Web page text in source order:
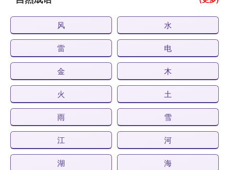
风 水
雷 电
金 木
火 土
雨 雪
江 河
湖 海